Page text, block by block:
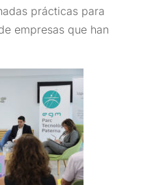
prácticas para
empresas que han